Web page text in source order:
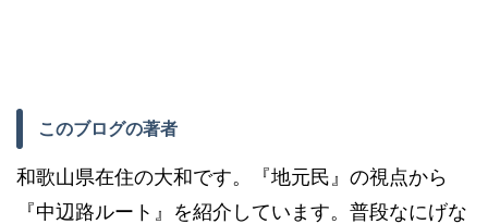
このブログの著者
和歌山県在住の大和です。『地元民』の視点から
『中辺路ルート』を紹介しています。普段なにげな